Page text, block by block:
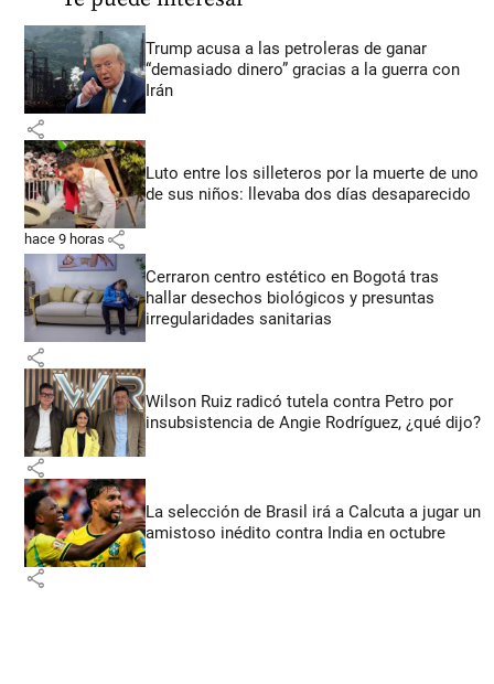
Trump acusa a las petroleras de ganar
“demasiado dinero” gracias a la guerra con
Irán
share
Luto entre los silleteros por la muerte de uno
de sus niños: llevaba dos días desaparecido
hace 9 horas share
Cerraron centro estético en Bogotá tras
hallar desechos biológicos y presuntas
irregularidades sanitarias
share
Wilson Ruiz radicó tutela contra Petro por
insubsistencia de Angie Rodríguez, ¿qué dijo?
share
La selección de Brasil irá a Calcuta a jugar un
amistoso inédito contra India en octubre
share